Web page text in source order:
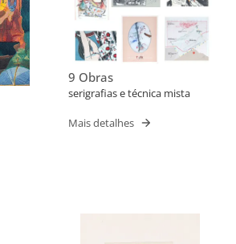
9 Obras
serigrafias e técnica mista
Mais detalhes